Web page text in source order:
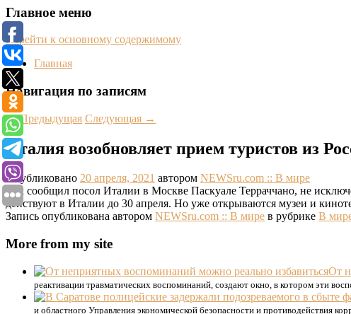
Главное меню
Перейти к основному содержимому
Главная
Навигация по записям
←Предыдущая Следующая →
Италия возобновляет прием туристов из
Опубликовано 20 апреля, 2021 автором NEWSru.com :: В мире
Как сообщил посол Италии в Москве Паскуале Терраччано, не
действуют в Италии до 30 апреля. Но уже открываются музеи и
Запись опубликована автором NEWSru.com :: В мире в рубрике В
More from my site
От
реактивации травматических воспоминаний, создают окно, в котором эти
и областного Управления экономической безопасности и противодействия